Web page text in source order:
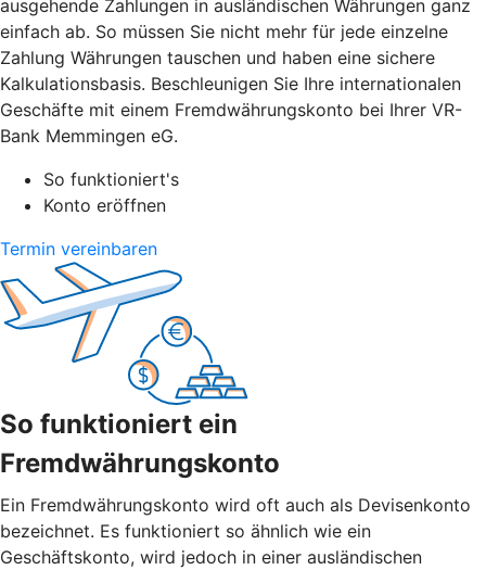
ausgehende Zahlungen in ausländischen Währungen ganz
einfach ab. So müssen Sie nicht mehr für jede einzelne
Zahlung Währungen tauschen und haben eine sichere
Kalkulationsbasis. Beschleunigen Sie Ihre internationalen
Geschäfte mit einem Fremdwährungskonto bei Ihrer VR-
Bank Memmingen eG.
So funktioniert's
Konto eröffnen
Termin vereinbaren
So funktioniert ein
Fremdwährungskonto
Ein Fremdwährungskonto wird oft auch als Devisenkonto
bezeichnet. Es funktioniert so ähnlich wie ein
Geschäftskonto, wird jedoch in einer ausländischen